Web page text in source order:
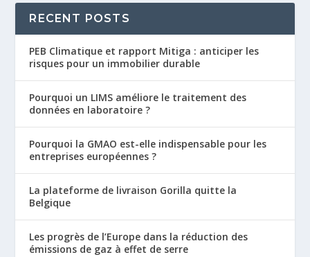
RECENT POSTS
PEB Climatique et rapport Mitiga : anticiper les
risques pour un immobilier durable
Pourquoi un LIMS améliore le traitement des
données en laboratoire ?
Pourquoi la GMAO est-elle indispensable pour les
entreprises européennes ?
La plateforme de livraison Gorilla quitte la
Belgique
Les progrès de l’Europe dans la réduction des
émissions de gaz à effet de serre